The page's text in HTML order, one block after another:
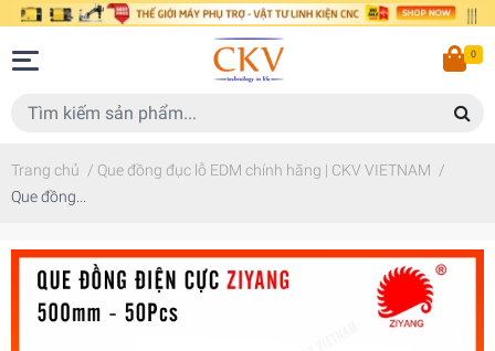
0
Trang chủ / Que đồng đục lỗ EDM chính hãng | CKV VIETNAM /
Que đồng...